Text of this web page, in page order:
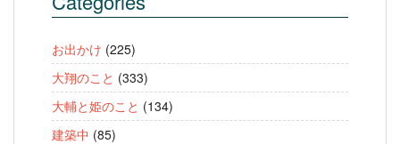
お出かけ (225)
大翔のこと (333)
大輔と姫のこと (134)
建築中 (85)